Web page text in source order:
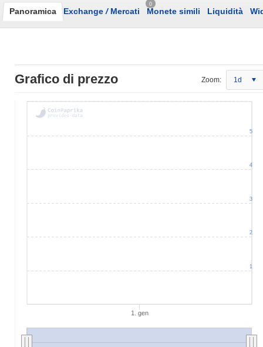
Panoramica Exchange /Mercati
0
Monete simili Liquidità
Grafico di prezzo Zoom: 1d
1. gen
1
2
3
4
5